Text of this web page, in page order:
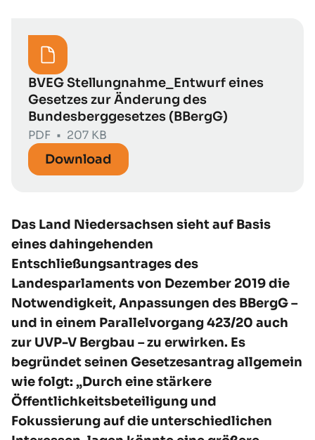
BVEG Stellungnahme_Entwurf eines
Gesetzes zur Änderung des
Bundesberggesetzes (BBergG)
PDF • 207 KB
Download
Das Land Niedersachsen sieht auf Basis
eines dahingehenden
Entschließungsantrages des
Landesparlaments von Dezember 2019 die
Notwendigkeit, Anpassungen des BBergG –
und in einem Parallelvorgang 423/20 auch
zur UVP-V Bergbau – zu erwirken. Es
begründet seinen Gesetzesantrag allgemein
wie folgt: „Durch eine stärkere
Öffentlichkeitsbeteiligung und
Fokussierung auf die unterschiedlichen